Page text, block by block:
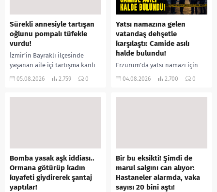
Sürekli annesiyle tartışan
oğlunu pompalı tüfekle
vurdu!
İzmir’in Bayraklı ilçesinde
yaşanan aile içi tartışma kanlı
bitti. İddiaya göre, uzun süredir
05.08.2026 2.759 0
Yatsı namazına gelen
vatandaş dehşetle
karşılaştı: Camide asılı
halde bulundu!
Erzurum’da yatsı namazı için
camiye gelen bir vatandaş,
04.08.2026 2.700 0
Bomba yasak aşk iddiası..
Ormana götürüp kadın
kıyafeti giydirerek şantaj
yaptılar!
Bir bu eksikti! Şimdi de
marul salgını can alıyor:
Hastaneler alarmda, vaka
sayısı 20 bini aştı!